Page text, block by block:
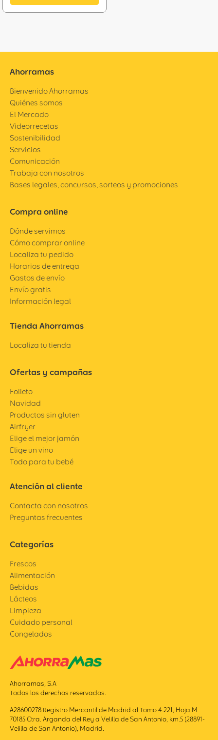
Ahorramas
Bienvenido Ahorramas
Quiénes somos
El Mercado
Videorrecetas
Sostenibilidad
Servicios
Comunicación
Trabaja con nosotros
Bases legales, concursos, sorteos y promociones
Compra online
Dónde servimos
Cómo comprar online
Localiza tu pedido
Horarios de entrega
Gastos de envío
Envío gratis
Información legal
Tienda Ahorramas
Localiza tu tienda
Ofertas y campañas
Folleto
Navidad
Productos sin gluten
Airfryer
Elige el mejor jamón
Elige un vino
Todo para tu bebé
Atención al cliente
Contacta con nosotros
Preguntas frecuentes
Categorías
Frescos
Alimentación
Bebidas
Lácteos
Limpieza
Cuidado personal
Congelados
Ahorramas, S.A
Todos los derechos reservados.
A28600278 Registro Mercantil de Madrid al Tomo 4.221, Hoja M-
70185 Ctra. Arganda del Rey a Velilla de San Antonio, km.5 (28891-
Velilla de San Antonio), Madrid.